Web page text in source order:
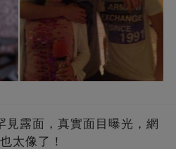
見露面，真實面目曝光，網
太像了！